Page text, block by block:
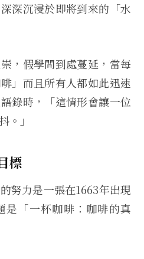
深沉浸於即將到來的「水
，假學問到處蔓延，當每
」而且所有人都如此迅速
錄時，「這情形會讓一位
。」
標
努力是一張在1663年出現
是「一杯咖啡：咖啡的真